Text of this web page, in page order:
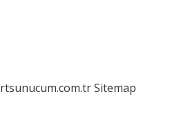
Sitemap